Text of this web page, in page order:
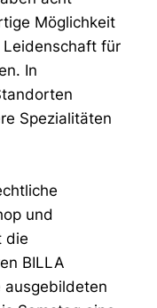
Möglichkeit
für
In
Spezialitäten
und
die
BILLA
ausgebildeten